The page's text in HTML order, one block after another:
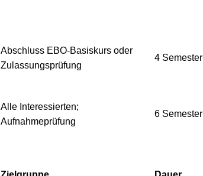
Abschluss EBO-Basiskurs oder
Zulassungsprüfung
4 Semester
Alle Interessierten;
Aufnahmeprüfung
6 Semester